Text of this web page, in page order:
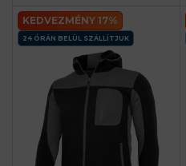
KEDVEZMÉNY 17%
24 ÓRÁN BELÜL SZÁLLÍTJUK